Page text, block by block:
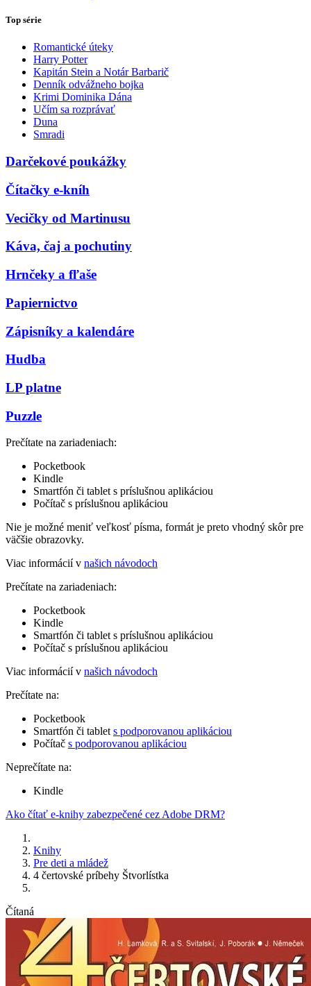
Top série
Romantické úteky
Harry Potter
Kapitán Stein a Notár Barbarič
Denník odvážneho bojka
Krimi Dominika Dána
Učím sa rozprávať
Duna
Smradi
Darčekové poukážky
Čítačky e-kníh
Vecičky od Martinusu
Káva, čaj a pochutiny
Hrnčeky a fľaše
Papiernictvo
Zápisníky a kalendáre
Hudba
LP platne
Puzzle
Prečítate na zariadeniach:
Pocketbook
Kindle
Smartfón či tablet s príslušnou aplikáciou
Počítač s príslušnou aplikáciou
Nie je možné meniť veľkosť písma, formát je preto vhodný skôr pre
väčšie obrazovky.
Viac informácií v našich návodoch
Prečítate na zariadeniach:
Pocketbook
Kindle
Smartfón či tablet s príslušnou aplikáciou
Počítač s príslušnou aplikáciou
Viac informácií v našich návodoch
Prečítate na:
Pocketbook
Smartfón či tablet s podporovanou aplikáciou
Počítač s podporovanou aplikáciou
Neprečítate na:
Kindle
Ako čítať e-knihy zabezpečené cez Adobe DRM?
Knihy
Pre deti a mládež
4 čertovské príbehy Štvorlístka
Čítaná